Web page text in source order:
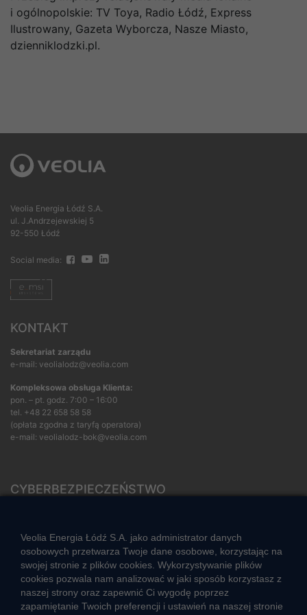
i ogólnopolskie: TV Toya, Radio Łódź, Express
Ilustrowany, Gazeta Wyborcza, Nasze Miasto,
dzienniklodzki.pl.
Veolia Energia Łódź S.A.
ul. J.Andrzejewskiej 5
92-550 Łódź
Social media:
KONTAKT
Sekretariat zarządu
e-mail: veolialodz@veolia.com
Kompleksowa obsługa Klienta:
pon. – pt. godz. 7:00 – 16:00
tel. +48 22 658 58 58
(opłata zgodna z taryfą operatora)
e-mail: veolialodz-bok@veolia.com
CYBERBEZPIECZEŃSTWO
CIEPŁO SYSTEMOWE
Zalety ciepła systemowego
Veolia Energia Łódź S.A. jako administrator danych
osobowych przetwarza Twoje dane osobowe, korzystając na
swojej stronie z plików cookies. Wykorzystywanie plików
cookies pozwala nam analizować w jaki sposób korzystasz z
naszej strony oraz zapewnić Ci wygodę poprzez
zapamiętanie Twoich preferencji i ustawień na naszej stronie